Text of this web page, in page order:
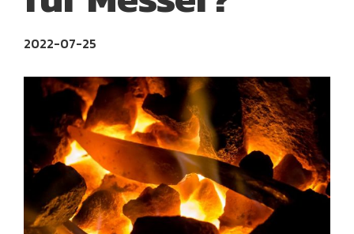
2022-07-25